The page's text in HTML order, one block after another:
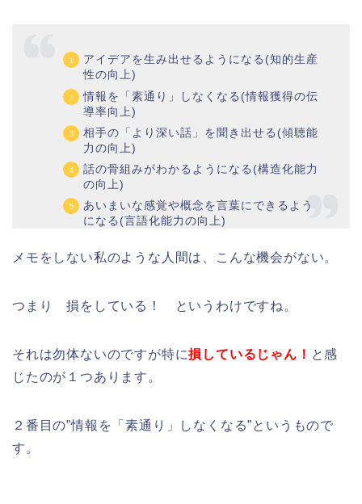
アイデアを生み出せるようになる(知的生産
性の向上)
情報を「素通り」しなくなる(情報獲得の伝
導率向上)
相手の「より深い話」を聞き出せる(傾聴能
力の向上)
話の骨組みがわかるようになる(構造化能力
の向上)
あいまいな感覚や概念を言葉にできるよう
になる(言語化能力の向上)
メモをしない私のような人間は、こんな機会がない。
つまり 損をしている！ というわけですね。
それは勿体ないのですが特に損しているじゃん！ と感
じたのが１つあります。
２番目の”情報を「素通り」しなくなる”というもので
す。